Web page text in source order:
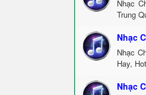
Nhạc
Trung
Nhạc
Nhạc
Hay,
Nhạc